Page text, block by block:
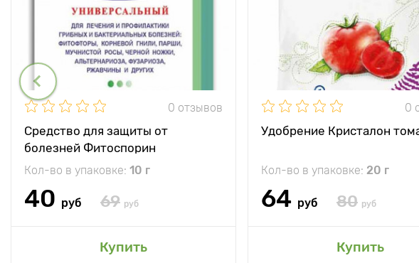
0 отзывов
Средство для защиты от
болезней Фитоспорин
Кол-во в упаковке: 10 г
40 руб 69 руб
Купить
0
Удобрение Кристалон
Кол-во в упаковке: 20 г
64 руб 80 руб
Купить